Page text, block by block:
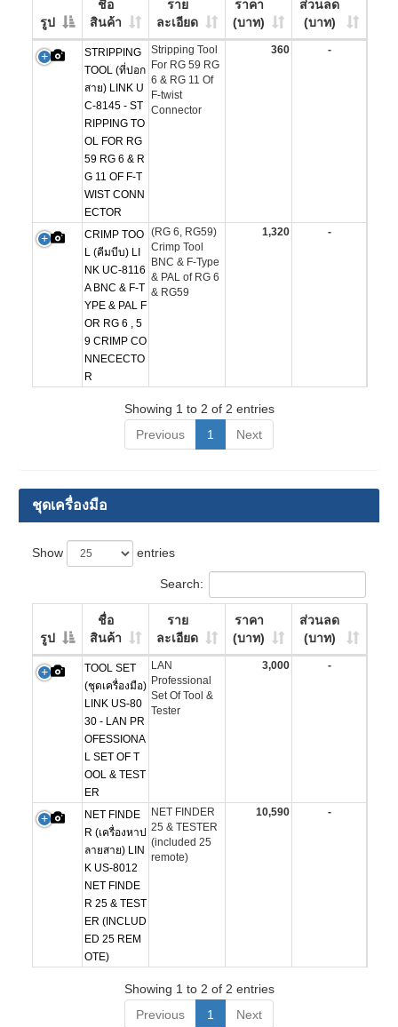
รูป
ชื่อ
สินค้า
ราย
ละเอียด
ราคา
(บาท)
ส่วนลด
(บาท)
STRIPPING
TOOL (ที่ปอก
สาย) LINK U
C-8145 - ST
RIPPING TO
OL FOR RG
59 RG 6 & R
G 11 OF F-T
WIST CONN
ECTOR
Stripping Tool
For RG 59 RG
6 & RG 11 Of
F-twist
Connector
360 -
CRIMP TOO
L (คีมบีบ) LI
NK UC-8116
A BNC & F-T
YPE & PAL F
OR RG 6 , 5
9 CRIMP CO
NNECECTO
R
(RG 6, RG59)
Crimp Tool
BNC & F-Type
& PAL of RG 6
& RG59
1,320 -
Showing 1 to 2 of 2 entries
Previous
1 Next
ชุดเครื่องมือ
Show entries
Search:
รูป
ชื่อ
สินค้า
ราย
ละเอียด
ราคา
(บาท)
ส่วนลด
(บาท)
TOOL SET
(ชุดเครื่องมือ)
LINK US-80
30 - LAN PR
OFESSIONA
L SET OF T
OOL & TEST
ER
LAN
Professional
Set Of Tool &
Tester
3,000 -
NET FINDE
R (เครื่องหาป
ลายสาย) LIN
K US-8012
NET FINDE
R 25 & TEST
ER (INCLUD
ED 25 REM
OTE)
NET FINDER
25 & TESTER
(included 25
remote)
10,590 -
Showing 1 to 2 of 2 entries
Previous
1 Next